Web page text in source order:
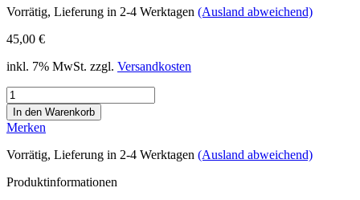
Vorrätig, Lieferung in 2-4 Werktagen (Ausland abweichend)
45,00 €
inkl. 7% MwSt. zzgl. Versandkosten
Merken
Vorrätig, Lieferung in 2-4 Werktagen (Ausland abweichend)
Produktinformationen